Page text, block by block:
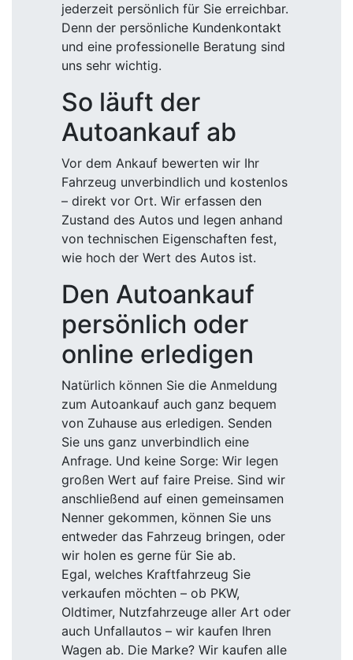
jederzeit persönlich für Sie erreichbar.
Denn der persönliche Kundenkontakt
und eine professionelle Beratung sind
uns sehr wichtig.
So läuft der
Autoankauf ab
Vor dem Ankauf bewerten wir Ihr
Fahrzeug unverbindlich und kostenlos
– direkt vor Ort. Wir erfassen den
Zustand des Autos und legen anhand
von technischen Eigenschaften fest,
wie hoch der Wert des Autos ist.
Den Autoankauf
persönlich oder
online erledigen
Natürlich können Sie die Anmeldung
zum Autoankauf auch ganz bequem
von Zuhause aus erledigen. Senden
Sie uns ganz unverbindlich eine
Anfrage. Und keine Sorge: Wir legen
großen Wert auf faire Preise. Sind wir
anschließend auf einen gemeinsamen
Nenner gekommen, können Sie uns
entweder das Fahrzeug bringen, oder
wir holen es gerne für Sie ab.
Egal, welches Kraftfahrzeug Sie
verkaufen möchten – ob PKW,
Oldtimer, Nutzfahrzeuge aller Art oder
auch Unfallautos – wir kaufen Ihren
Wagen ab. Die Marke? Wir kaufen alle